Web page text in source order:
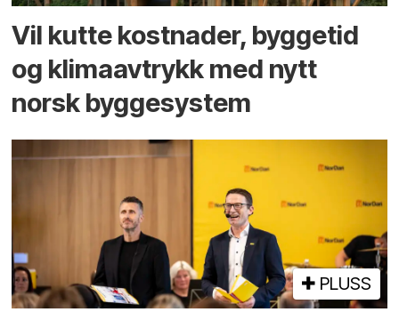
Vil kutte kostnader, byggetid
og klima­avtrykk med nytt
norsk bygge­system
PLUSS